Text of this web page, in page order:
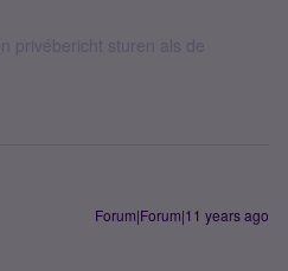
privébericht sturen als de
Forum|Forum|11 years ago